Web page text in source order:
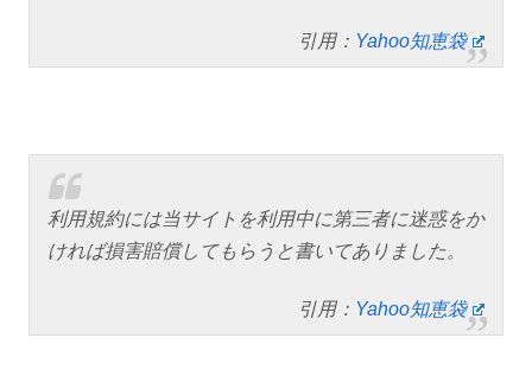
引用： Yahoo知恵袋
利用規約には当サイトを利用中に第三者に迷惑をか
ければ損害賠償してもらうと書いてありました。
引用： Yahoo知恵袋